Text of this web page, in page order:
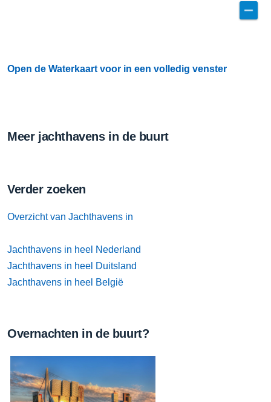
Open de Waterkaart voor in een volledig venster
Meer jachthavens in de buurt
Verder zoeken
Overzicht van Jachthavens in
Jachthavens in heel Nederland
Jachthavens in heel Duitsland
Jachthavens in heel België
Overnachten in de buurt?